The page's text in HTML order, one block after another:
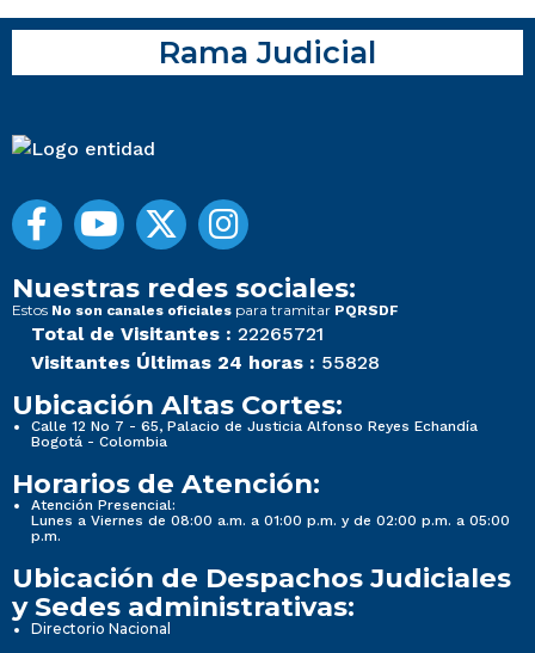
Rama Judicial
Nuestras redes sociales:
Estos No son canales oficiales para tramitar PQRSDF
Total de Visitantes : 22265721
Visitantes Últimas 24 horas : 55828
Ubicación Altas Cortes:
Calle 12 No 7 - 65, Palacio de Justicia Alfonso Reyes Echandía
Bogotá - Colombia
Horarios de Atención:
Atención Presencial:
Lunes a Viernes de 08:00 a.m. a 01:00 p.m. y de 02:00 p.m. a 05:00
p.m.
Ubicación de Despachos Judiciales
y Sedes administrativas:
Directorio Nacional